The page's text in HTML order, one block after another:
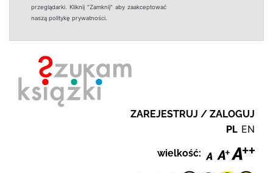
przeglądarki. Kliknij "Zamknij" aby zaakceptować
naszą politykę prywatności.
ZAREJESTRUJ / ZALOGUJ
PL EN
wielkość: